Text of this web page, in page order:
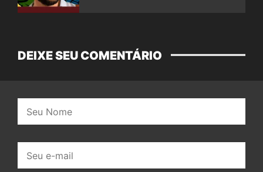
DEIXE SEU COMENTÁRIO
mail: